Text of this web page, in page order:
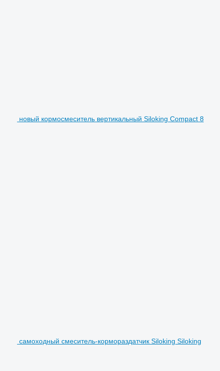
новый кормосмеситель вертикальный Siloking Compact 8
самоходный смеситель-кормораздатчик Siloking Siloking